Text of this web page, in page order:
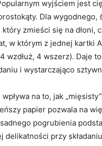
wyjściem jest
Dla wygodnego,
zmieści się na dłoni,
w którym z jednej kartki
wzdłuż, 4 wszerz). Daje to
i wystarczająco
na to, jak
papier pozwala na
pogrubienia
delikatności przy